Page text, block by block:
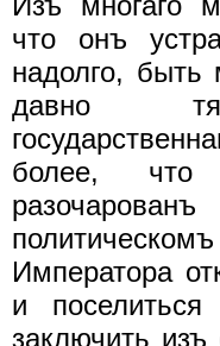
что онъ
надолго, быть
давно
более, что
Императора
и
заключить изъ